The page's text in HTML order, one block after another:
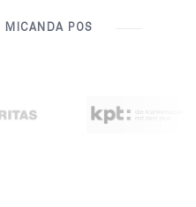
MICANDA POS